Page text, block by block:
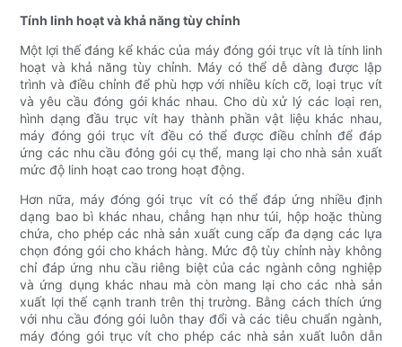
Tính linh hoạt và khả năng tùy chỉnh
Một lợi thế đáng kể khác của máy đóng gói trục vít là tính linh
hoạt và khả năng tùy chỉnh. Máy có thể dễ dàng được lập
trình và điều chỉnh để phù hợp với nhiều kích cỡ, loại trục vít
và yêu cầu đóng gói khác nhau. Cho dù xử lý các loại ren,
hình dạng đầu trục vít hay thành phần vật liệu khác nhau,
máy đóng gói trục vít đều có thể được điều chỉnh để đáp
ứng các nhu cầu đóng gói cụ thể, mang lại cho nhà sản xuất
mức độ linh hoạt cao trong hoạt động.
Hơn nữa, máy đóng gói trục vít có thể đáp ứng nhiều định
dạng bao bì khác nhau, chẳng hạn như túi, hộp hoặc thùng
chứa, cho phép các nhà sản xuất cung cấp đa dạng các lựa
chọn đóng gói cho khách hàng. Mức độ tùy chỉnh này không
chỉ đáp ứng nhu cầu riêng biệt của các ngành công nghiệp
và ứng dụng khác nhau mà còn mang lại cho các nhà sản
xuất lợi thế cạnh tranh trên thị trường. Bằng cách thích ứng
với nhu cầu đóng gói luôn thay đổi và các tiêu chuẩn ngành,
máy đóng gói trục vít cho phép các nhà sản xuất luôn dẫn